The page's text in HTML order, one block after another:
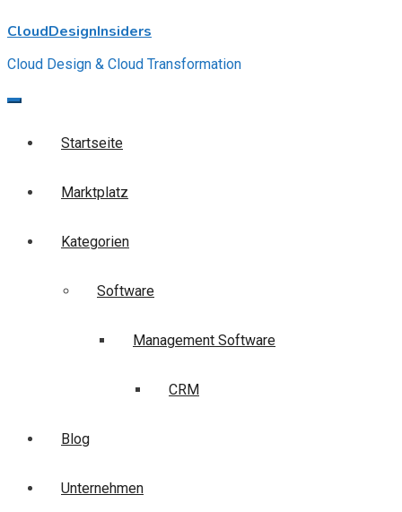
to
CloudDesignInsiders
Cloud Design & Cloud Transformation
Startseite
Marktplatz
Kategorien
Software
Management Software
CRM
Blog
Unternehmen